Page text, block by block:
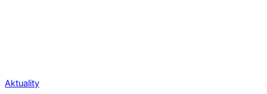
Aktuality